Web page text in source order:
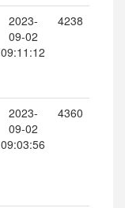
2023-
09-02
09:11:12
4238
2023-
09-02
09:03:56
4360